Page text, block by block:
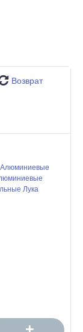
Возврат
Алюминиевые
Лука